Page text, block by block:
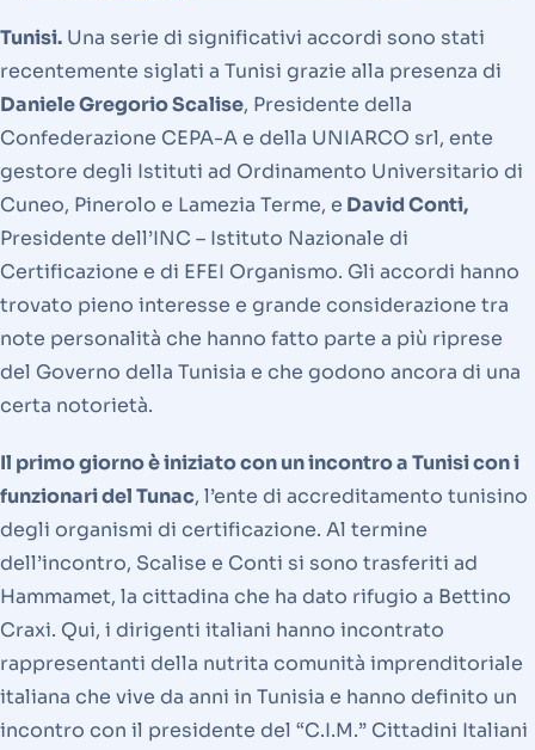
Tunisi. Una serie di significativi accordi sono stati
recentemente siglati a Tunisi grazie alla presenza di
Daniele Gregorio Scalise, Presidente della
Confederazione CEPA-A e della UNIARCO srl, ente
gestore degli Istituti ad Ordinamento Universitario di
Cuneo, Pinerolo e Lamezia Terme, e David Conti,
Presidente dell’INC – Istituto Nazionale di
Certificazione e di EFEI Organismo. Gli accordi hanno
trovato pieno interesse e grande considerazione tra
note personalità che hanno fatto parte a più riprese
del Governo della Tunisia e che godono ancora di una
certa notorietà.
Il primo giorno è iniziato con un incontro a Tunisi con i
funzionari del Tunac, l’ente di accreditamento tunisino
degli organismi di certificazione. Al termine
dell’incontro, Scalise e Conti si sono trasferiti ad
Hammamet, la cittadina che ha dato rifugio a Bettino
Craxi. Qui, i dirigenti italiani hanno incontrato
rappresentanti della nutrita comunità imprenditoriale
italiana che vive da anni in Tunisia e hanno definito un
incontro con il presidente del “C.I.M.” Cittadini Italiani